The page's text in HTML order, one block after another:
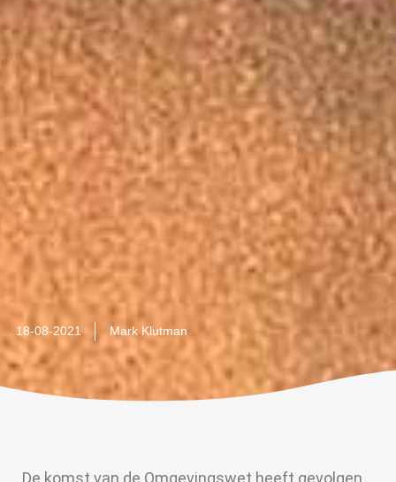
18-08-2021 Mark Klutman